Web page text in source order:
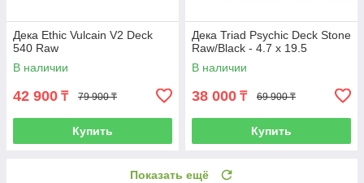
Дека Ethic Vulcain V2 Deck
540 Raw
В наличии
42 900 ₸ 79 900 ₸
Купить
Дека Triad Psychic Deck Stone
Raw/Black - 4.7 x 19.5
В наличии
38 000 ₸ 69 900 ₸
Купить
Показать ещё